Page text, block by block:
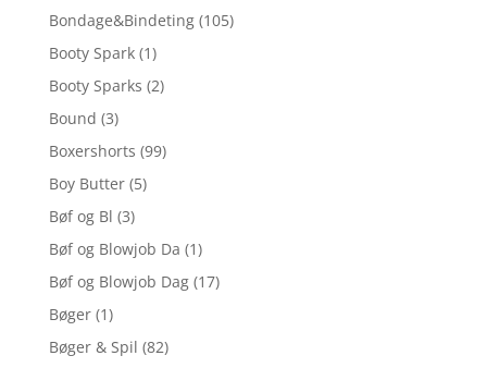
Bondage&Bindeting (105)
Booty Spark (1)
Booty Sparks (2)
Bound (3)
Boxershorts (99)
Boy Butter (5)
Bøf og Bl (3)
Bøf og Blowjob Da (1)
Bøf og Blowjob Dag (17)
Bøger (1)
Bøger & Spil (82)